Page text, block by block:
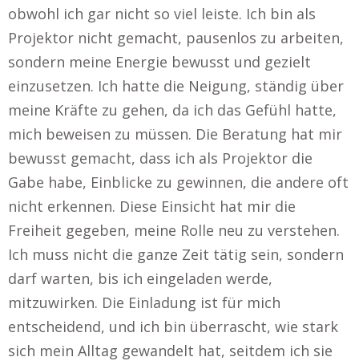
obwohl ich gar nicht so viel leiste. Ich bin als
Projektor nicht gemacht, pausenlos zu arbeiten,
sondern meine Energie bewusst und gezielt
einzusetzen. Ich hatte die Neigung, ständig über
meine Kräfte zu gehen, da ich das Gefühl hatte,
mich beweisen zu müssen. Die Beratung hat mir
bewusst gemacht, dass ich als Projektor die
Gabe habe, Einblicke zu gewinnen, die andere oft
nicht erkennen. Diese Einsicht hat mir die
Freiheit gegeben, meine Rolle neu zu verstehen.
Ich muss nicht die ganze Zeit tätig sein, sondern
darf warten, bis ich eingeladen werde,
mitzuwirken. Die Einladung ist für mich
entscheidend, und ich bin überrascht, wie stark
sich mein Alltag gewandelt hat, seitdem ich sie